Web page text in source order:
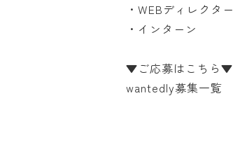
・WEBディレクター
・インターン
▼ご応募はこちら▼
wantedly募集一覧